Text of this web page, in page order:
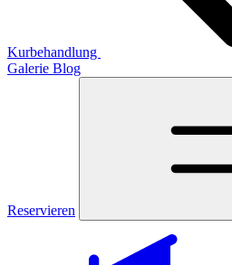
Kurbehandlung
Galerie Blog
Reservieren